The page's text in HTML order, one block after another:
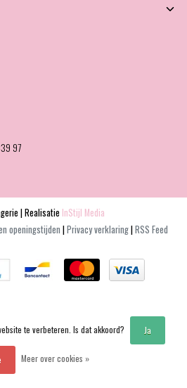
97
| Realisatie InStijl Media
openingstijden |Privacy verklaring|RSS Feed
brief met
kortingen!
en ontvang de
de leukste kortingen!
with anyone else.
te verbeteren. Is dat akkoord? Ja
Meer over cookies »